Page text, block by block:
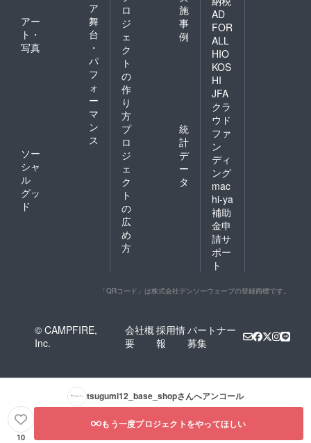
ア
アー
ト・
写真
舞
台
・
パ
フ
ォ
ー
マ
ン
ス
ソー
シャ
ル
グッ
ド
ロ
ジ
ェ
ク
ト
の
作
り
方
施
事
例
プ
ロ
ジ
ェ
ク
ト
の
広
め
方
統
計
デ
ー
タ
AD
FOR
ALL
HIO
KOS
HI
JFA
クラ
ウド
ファ
ン
ディ
ング
mac
hi-ya
補助
金申
請サ
ポー
ト
「QRコード」は株式会社デンソーウェーブの登録商標です。
© CAMPFIRE,
Inc.
会社概
要
採用情
報
パートナー
募集
tsugumi12_base_shopさんへアンコール
10
もう一度プロジェクトをやってほしい